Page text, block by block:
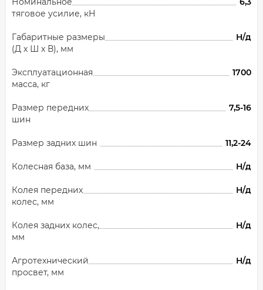
тяговое усилие, кН
Габаритные размеры
(Д х Ш х В), мм
Н/д
Эксплуатационная
масса, кг
1700
Размер передних
шин
7,5-16
Размер задних шин 11,2-24
Колесная база, мм Н/д
Колея передних
колес, мм
Н/д
Колея задних колес,
мм
Н/д
Агротехнический
просвет, мм
Н/д